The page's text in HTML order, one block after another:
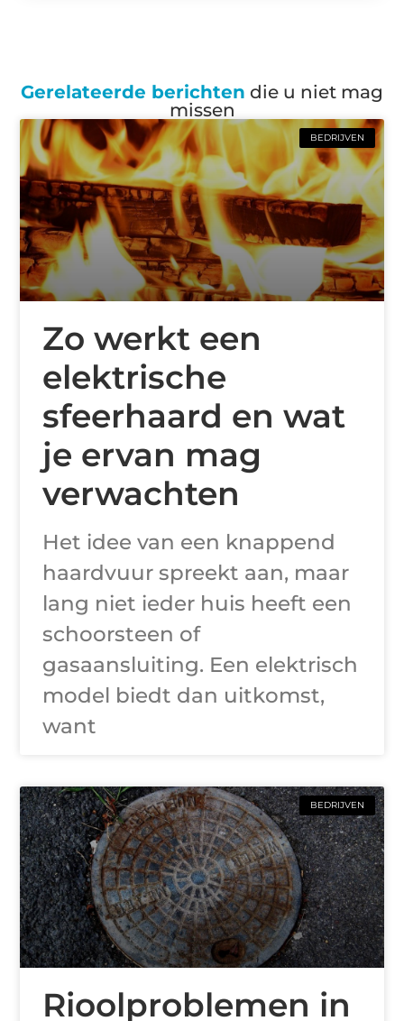
Gerelateerde berichten die u niet mag
missen
BEDRIJVEN
Zo werkt een
elektrische
sfeerhaard en wat
je ervan mag
verwachten
Het idee van een knappend
haardvuur spreekt aan, maar
lang niet ieder huis heeft een
schoorsteen of
gasaansluiting. Een elektrisch
model biedt dan uitkomst,
want
BEDRIJVEN
Rioolproblemen in